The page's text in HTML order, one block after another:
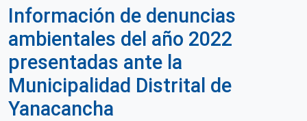
Información de denuncias
ambientales del año 2022
presentadas ante la
Municipalidad Distrital de
Yanacancha